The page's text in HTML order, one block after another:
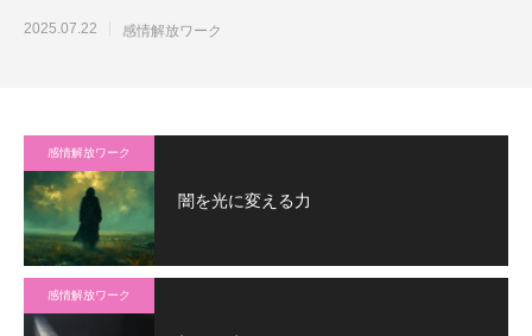
したいです、
2025.07.22 感情解放ワーク
感情解放ワーク
闇を光に変える力
感情解放ワーク